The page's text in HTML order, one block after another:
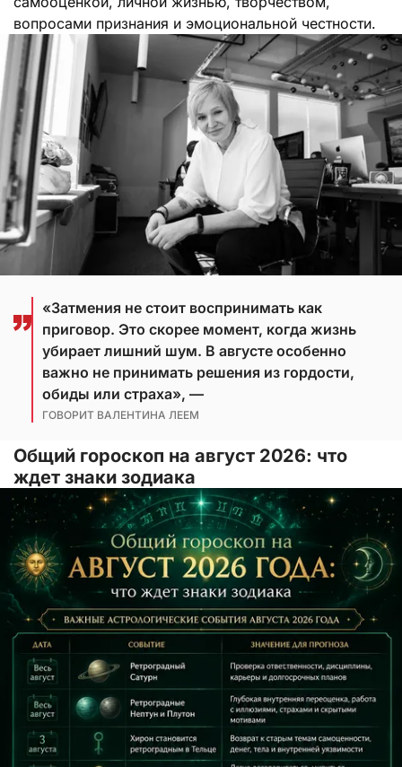
вопросами признания и эмоциональной честности.
«Затмения не стоит воспринимать как
приговор. Это скорее момент, когда жизнь
убирает лишний шум. В августе особенно
важно не принимать решения из гордости,
обиды или страха», —
ГОВОРИТ ВАЛЕНТИНА ЛЕЕМ
Общий гороскоп на август 2026: что
ждет знаки зодиака